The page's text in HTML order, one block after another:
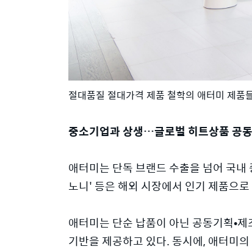
절대품질 절대가격 제품 철학의 애터미 제품
중소기업과 상생…글로벌 히트상품 공
애터미는 단독 브랜드 수출을 넘어 국
노니' 등은 해외 시장에서 인기 제품으
애터미는 단순 납품이 아닌 공동기획•
기반을 제공하고 있다. 동시에, 애터미